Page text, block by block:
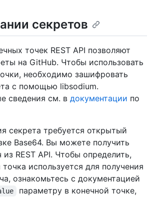
секретов
точек REST API позволяют
на GitHub. Чтобы использовать
необходимо зашифровать
с помощью libsodium.
сведения см. в документации по
секрета требуется открытый
Base64. Вы можете получить
REST API. Чтобы определить,
точка используется для получения
ознакомьтесь с документацией
параметру в конечной точке,